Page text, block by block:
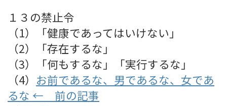
１３の禁止令
（1）「健康であってはいけない」
（2）「存在するな」
（3）「何もするな」「実行するな」
（4） お前であるな、男であるな、女であ
るな ← 前の記事